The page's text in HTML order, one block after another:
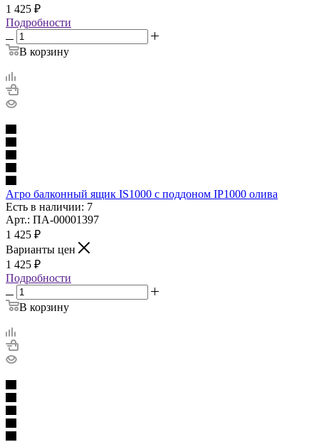
1 425 ₽
Подробности
В корзину
Агро балконный ящик IS1000 с поддоном IP1000 олива
Есть в наличии: 7
Арт.: ПА-00001397
1 425 ₽
Варианты цен
1 425 ₽
Подробности
В корзину